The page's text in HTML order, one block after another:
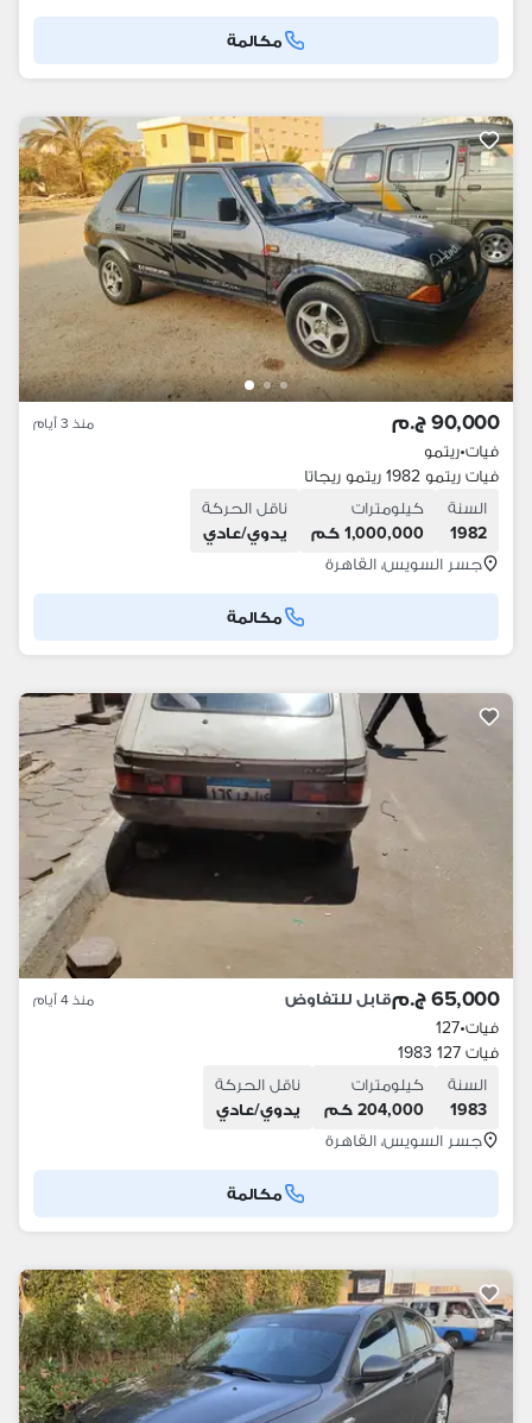
مكالمة
90,000 ج.م منذ 3 أيام
فيات•ريتمو
فيات ريتمو 1982 ريتمو ريجاتا
السنة
1982
كيلومترات
1,000,000 كم
ناقل الحركة
يدوي/عادي
جسر السويس، القاهرة
مكالمة
65,000 ج.م قابل للتفاوض منذ 4 أيام
فيات•
127
فيات 127 1983
السنة
1983
كيلومترات
204,000 كم
ناقل الحركة
يدوي/عادي
جسر السويس، القاهرة
مكالمة